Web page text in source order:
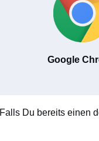
Google
Falls Du bereits einen